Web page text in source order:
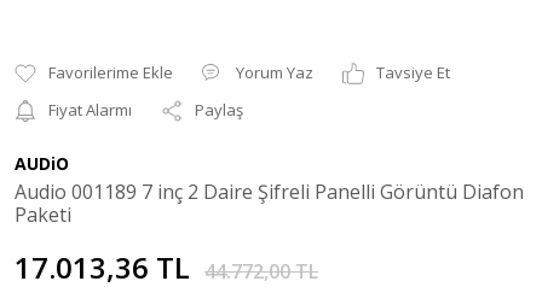
Yorum Yaz
Tavsiye Et
Fiyat Alarmı
Paylaş
AUDiO
Audio 001189 7 inç 2 Daire Şifreli Panelli Görüntü Diafon
Paketi
17.013,36 TL 44.772,00 TL